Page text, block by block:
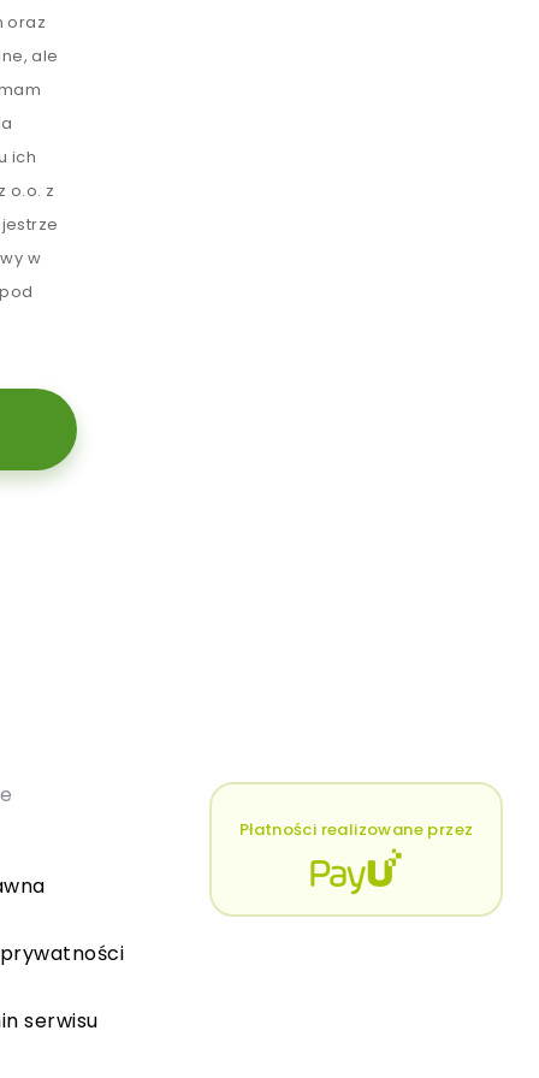
oraz
ale
ich
o.o. z
w
serwisu
Płatności realizowane przez